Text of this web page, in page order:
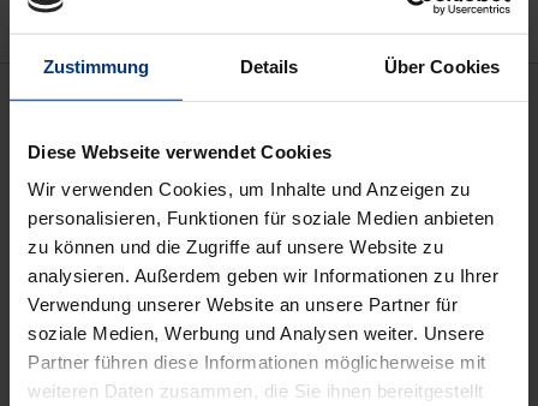
Zustimmung Details Über Cookies
Diese Webseite verwendet Cookies
Wir verwenden Cookies, um Inhalte und Anzeigen zu
personalisieren, Funktionen für soziale Medien anbieten
zu können und die Zugriffe auf unsere Website zu
analysieren. Außerdem geben wir Informationen zu Ihrer
Verwendung unserer Website an unsere Partner für
soziale Medien, Werbung und Analysen weiter. Unsere
Partner führen diese Informationen möglicherweise mit
weiteren Daten zusammen, die Sie ihnen bereitgestellt
Bibliografische Angaben
Auflage
1
ISBN
978-3-7930-9137-0
Untertitel
Von den altenglischen Elegien bis Shakespeares